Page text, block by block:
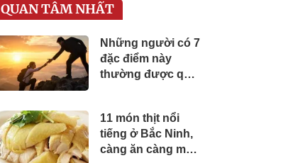
QUAN TÂM NHẤT
Những người có 7
đặc điểm này
thường được quý
người
11 món thịt nổi
tiếng ở Bắc Ninh,
càng ăn càng mê,